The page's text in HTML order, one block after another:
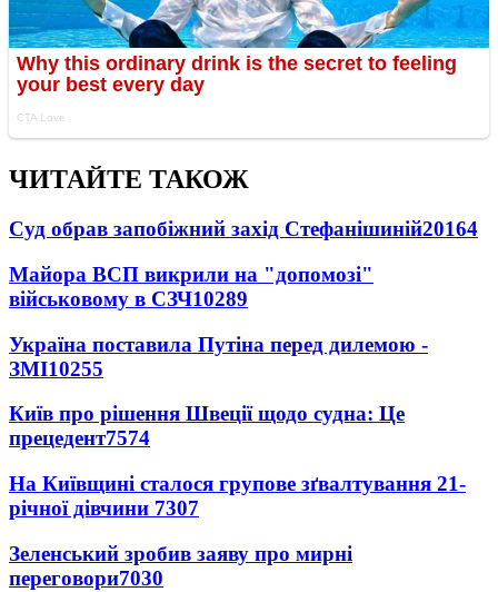
ЧИТАЙТЕ ТАКОЖ
Суд обрав запобіжний захід Стефанішиній20164
Майора ВСП викрили на "допомозі"
військовому в СЗЧ10289
Україна поставила Путіна перед дилемою -
ЗМІ10255
Київ про рішення Швеції щодо судна: Це
прецедент7574
На Київщині сталося групове зґвалтування 21-
річної дівчини 7307
Зеленський зробив заяву про мирні
переговори7030